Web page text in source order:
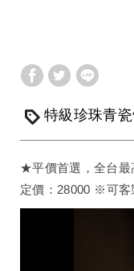
特級珍珠青
★平價首選，全台最
定價：28000 ※可客